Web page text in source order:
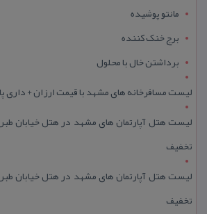
مانتو پوشیده
برج خنک کننده
برداشتن خال با محلول
لیست مسافرخانه های مشهد با قیمت ارزان + داری پارکینگ +
تخفیف
تخفیف